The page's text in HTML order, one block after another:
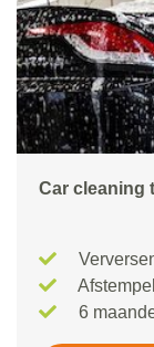
Car cleaning
6